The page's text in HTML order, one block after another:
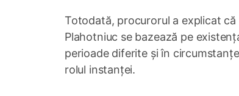
Totodată, procurorul a explicat
Plahotniuc se bazează pe
perioade diferite și în
rolul instanței.